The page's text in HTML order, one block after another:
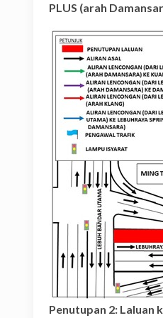
PLUS (arah
Penutupan 2: Laluan